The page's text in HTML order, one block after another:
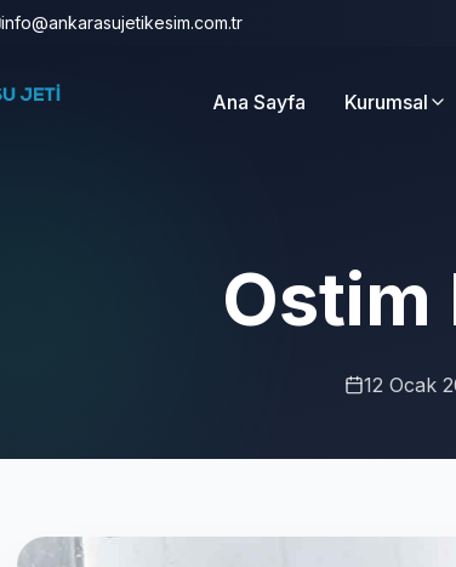
info@ankarasujetikesim.com.tr
Ana Sayfa Kurumsal
Ostim
12 Ocak